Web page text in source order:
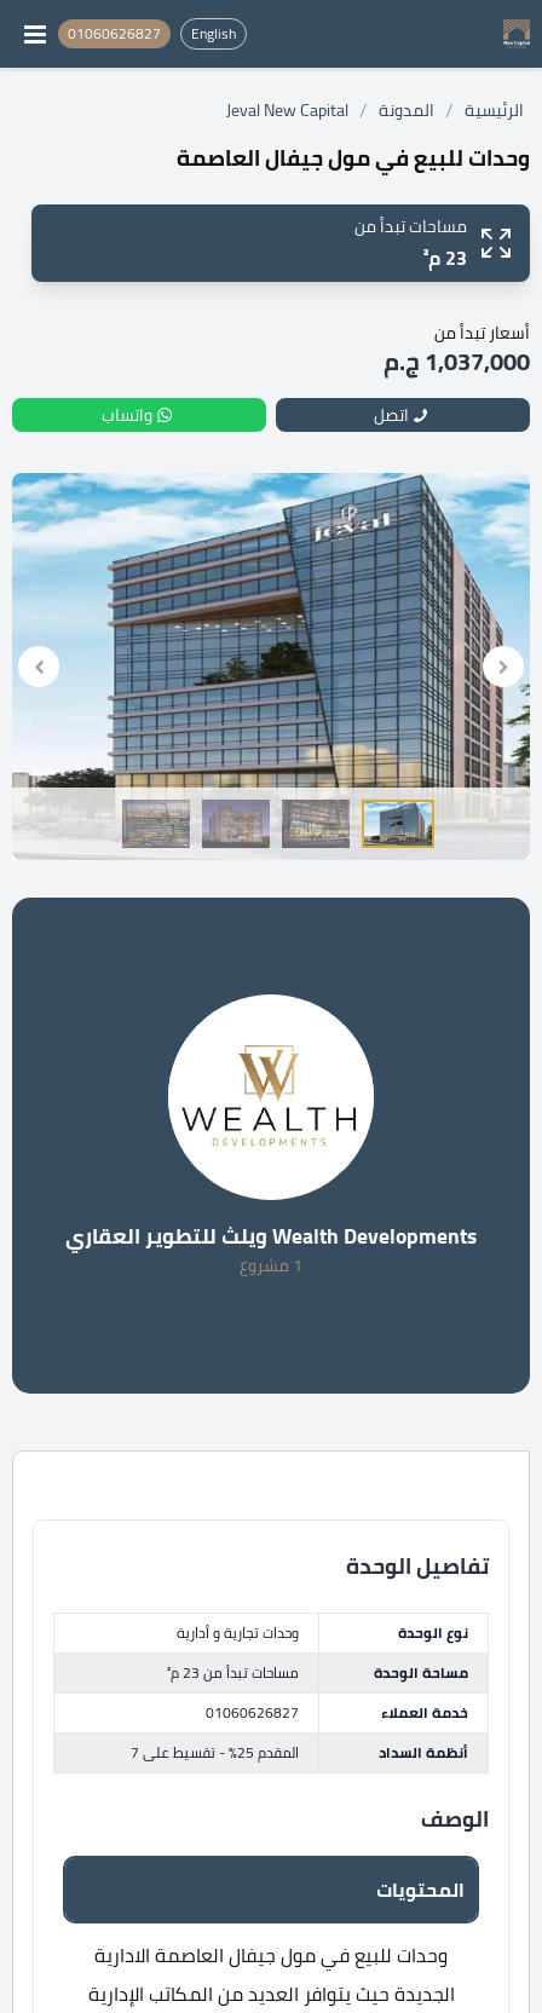
English
01060626827
الرئيسية / المدونة /
Jeval New Capital
وحدات للبيع في مول جيفال العاصمة
مساحات تبدأ من
23 م²
أسعار تبدأ من
1,037,000 ج.م
اتصل واتساب
Wealth Developments ويلث للتطوير العقاري
1 مشروع
تفاصيل الوحدة
نوع الوحدة
وحدات تجارية و أدارية
مساحة الوحدة
مساحات تبدأ من 23 م²
خدمة العملاء
01060626827
أنظمة السداد
المقدم 25% - تقسيط على 7
الوصف
المحتويات
وحدات للبيع في مول جيفال العاصمة الادارية
الجديدة حيث يتوافر العديد من المكاتب الإدارية